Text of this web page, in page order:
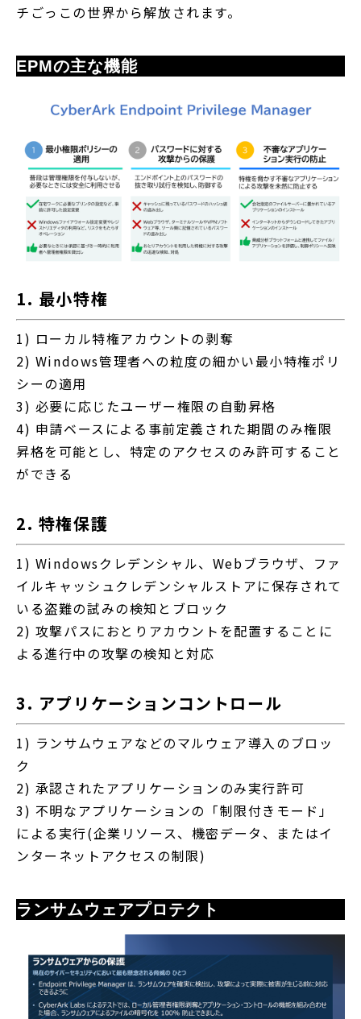
チごっこの世界から解放されます。
EPMの主な機能
1. 最小特権
1) ローカル特権アカウントの剥奪
2) Windows管理者への粒度の細かい最小特権ポリ
シーの適用
3) 必要に応じたユーザー権限の自動昇格
4) 申請ベースによる事前定義された期間のみ権限
昇格を可能とし、特定のアクセスのみ許可すること
ができる
2. 特権保護
1) Windowsクレデンシャル、Webブラウザ、ファ
イルキャッシュクレデンシャルストアに保存されて
いる盗難の試みの検知とブロック
2) 攻撃パスにおとりアカウントを配置することに
よる進行中の攻撃の検知と対応
3. アプリケーションコントロール
1) ランサムウェアなどのマルウェア導入のブロッ
ク
2) 承認されたアプリケーションのみ実行許可
3) 不明なアプリケーションの「制限付きモード」
による実行(企業リソース、機密データ、またはイ
ンターネットアクセスの制限)
ランサムウェアプロテクト